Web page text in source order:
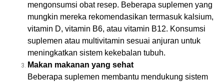
mengonsumsi obat resep. Beberapa suplemen yang
mungkin mereka rekomendasikan termasuk kalsium,
vitamin D, vitamin B6, atau vitamin B12. Konsumsi
suplemen atau multivitamin sesuai anjuran untuk
meningkatkan sistem kekebalan tubuh.
Makan makanan yang sehat
Beberapa suplemen membantu mendukung sistem